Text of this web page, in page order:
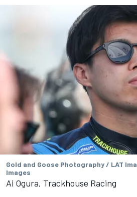
Gold and Goose Photography / LAT
Images
Ai Ogura, Trackhouse Racing